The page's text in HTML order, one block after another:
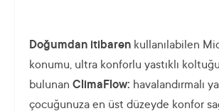
Doğumdan itibaren kullanılabilen
konumu, ultra konforlu yastıklı
bulunan ClimaFlow: havalandırmalı
çocuğunuza en üst düzeyde konfor